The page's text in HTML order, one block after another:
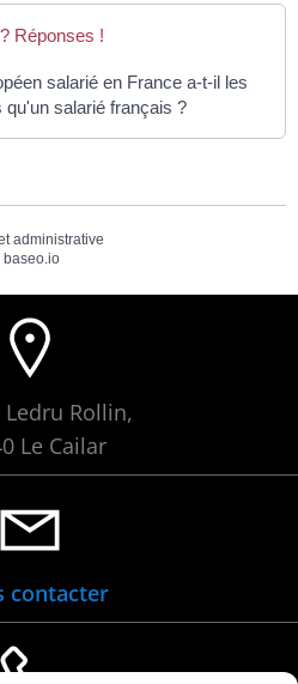
Réponses !
salarié en France a-t-il les
qu'un salarié français ?
administrative
baseo.io
Ledru Rollin,
Le Cailar
contacter